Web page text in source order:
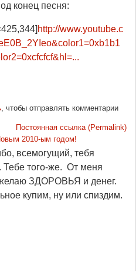
конец песня:
http://www.youtube.c
, чтобы отправлять комментарии
Постоянная ссылка (Permalink)
2010-ым годом!
всемогущий, тебя
Тебе того-же. От меня
ЗДОРОВЬЯ и денег.
купим, ну или спиздим.